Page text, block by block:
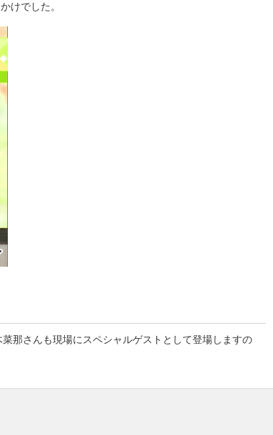
けでした。
那さんも現場にスペシャルゲストとして登場しますの